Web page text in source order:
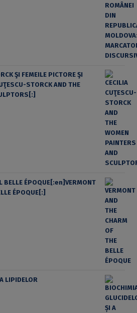
ŞI FEMEILE PICTORE ŞI
STORCK AND THE
BELLE ÉPOQUE[:en]VERMONT
ÉPOQUE[:]
LIPIDELOR